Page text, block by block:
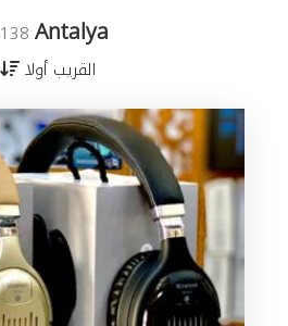
Antalya 138 نتائج
القريب أولا